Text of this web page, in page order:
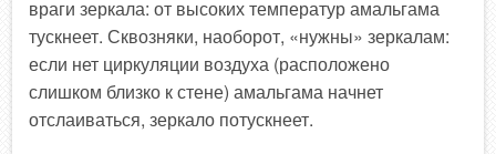
враги зеркала: от высоких температур амальгама
тускнеет. Сквозняки, наоборот, «нужны» зеркалам:
если нет циркуляции воздуха (расположено
слишком близко к стене) амальгама начнет
отслаиваться, зеркало потускнеет.